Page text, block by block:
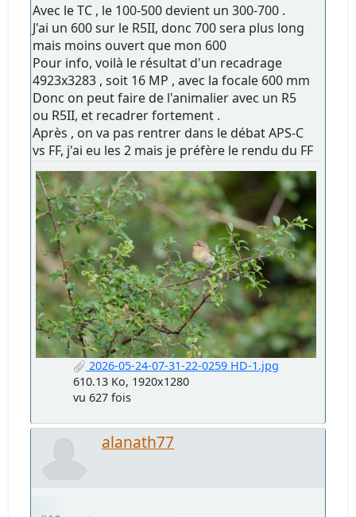
Avec le TC , le 100-500 devient un 300-700 .
J'ai un 600 sur le R5II, donc 700 sera plus long
mais moins ouvert que mon 600
Pour info, voilà le résultat d'un recadrage
4923x3283 , soit 16 MP , avec la focale 600 mm
Donc on peut faire de l'animalier avec un R5
ou R5II, et recadrer fortement .
Après , on va pas rentrer dans le débat APS-C
vs FF, j'ai eu les 2 mais je préfère le rendu du FF
2026-05-24-07-31-22-0259 HD-1.jpg
610.13 Ko, 1920x1280
vu 627 fois
alanath77